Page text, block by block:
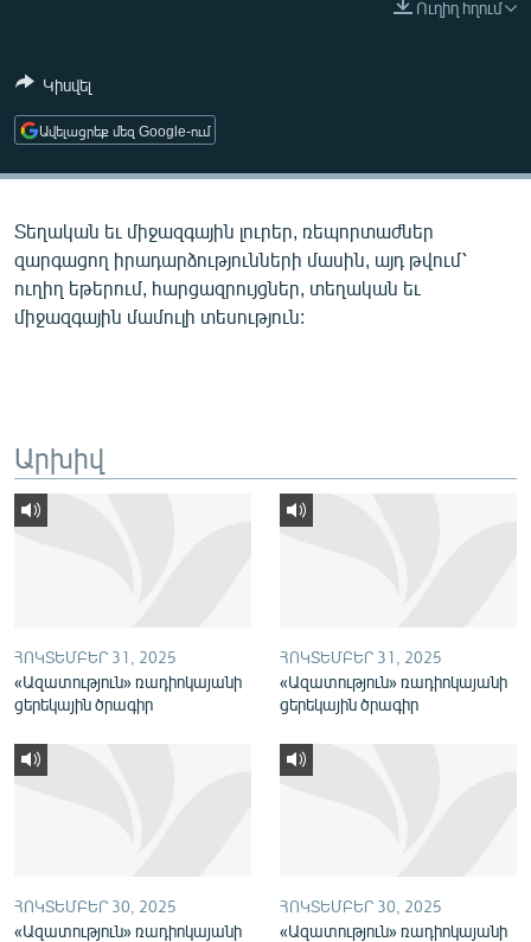
ՄԵԿՆԱԲԱՆՈՒԹՅՈՒՆ
ԿՈՐՈՆԱՎԻՐՈՒՍ
ԱՐԽԻՎ
ՏԵՍԱՆՅՈՒԹԵՐ
ՓՈԴՔԱՍԹ
Հայերեն
ՀԵՏԵՎԵՔ ՄԵԶ
Ուղիղ հղում
Կիսվել
Ավելացրեք մեզ Google-ում
Տեղական եւ միջազգային լուրեր, ռեպորտաժներ
զարգացող իրադարձությունների մասին, այդ թվում՝
ուղիղ եթերում, հարցազրույցներ, տեղական եւ
միջազգային մամուլի տեսություն:
Արխիվ
ՀՈԿՏԵՄԲԵՐ 31, 2025
«Ազատություն» ռադիոկայանի
ցերեկային ծրագիր
ՀՈԿՏԵՄԲԵՐ 31, 2025
«Ազատություն» ռադիոկայանի
ցերեկային ծրագիր
ՀՈԿՏԵՄԲԵՐ 30, 2025
«Ազատություն» ռադիոկայանի
ՀՈԿՏԵՄԲԵՐ 30, 2025
«Ազատություն» ռադիոկայանի